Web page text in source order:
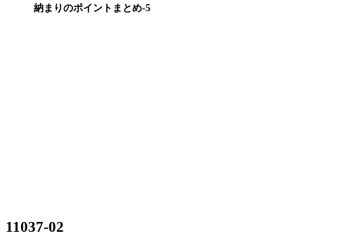
納まりのポイントまとめ-5
11037-02